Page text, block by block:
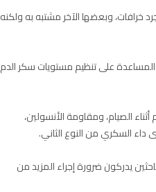
وبعضها الآخر مشتبه به ولكنه
على تنظيم مستويات سكر الدم
الصيام، ومقاومة الأنسولين،
لكن الباحثين يدركون ضرورة إجراء المزيد من